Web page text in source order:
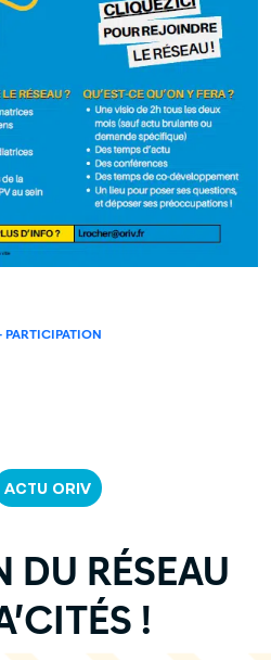
PARTICIPATION
ACTU ORIV
DU RÉSEAU
!